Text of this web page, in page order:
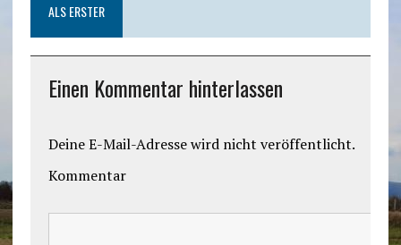
ALS ERSTER
Einen Kommentar hinterlassen
Deine E-Mail-Adresse wird nicht veröffentlicht.
Kommentar